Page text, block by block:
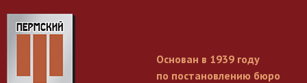
Основан в 1939 году
по постановлению бюро